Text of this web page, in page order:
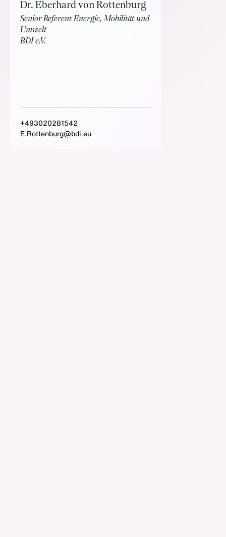
Dr. Eberhard von Rottenburg
Senior Referent Energie, Mobilität und
Umwelt
BDI e.V.
+493020281542
E.Rottenburg@bdi.eu